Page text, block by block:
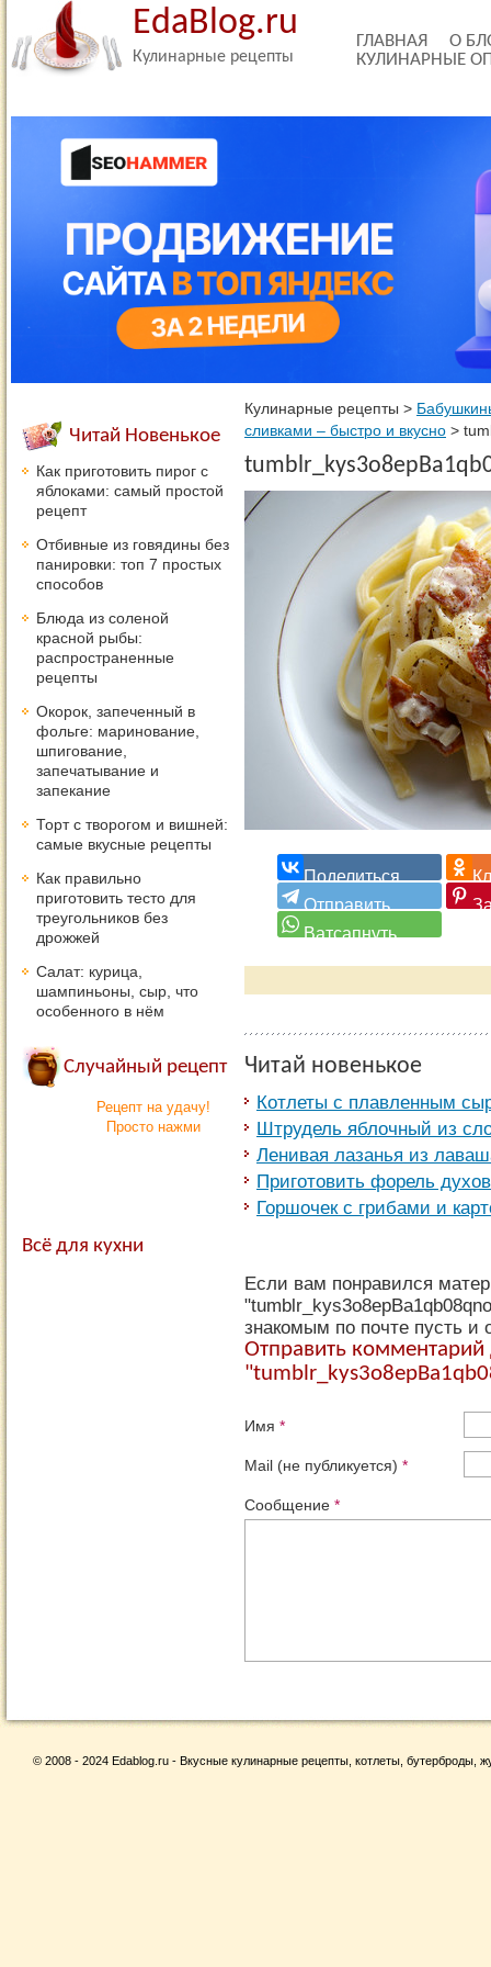
EdaBlog.ru
Кулинарные рецепты
ГЛАВНАЯ
О
КУЛИНАРНЫЕ
Кулинарные рецепты >
сливками – быстро и вкусно >
Читай новенькое
Котлеты с плавленным
Штрудель яблочный из
Ленивая лазанья из
Приготовить форель
Горшочек с грибами и
Если вам понравился
знакомым по почте пусть и
Отправить комментарий
Имя *
Mail (не публикуется) *
Сообщение *
Читай Новенькое
Как приготовить пирог с
яблоками: самый простой
рецепт
Отбивные из говядины без
панировки: топ 7 простых
способов
Блюда из соленой
красной рыбы:
распространенные
рецепты
Окорок, запеченный в
фольге: маринование,
шпигование,
запечатывание и
запекание
Торт с творогом и вишней:
самые вкусные рецепты
Как правильно
приготовить тесто для
треугольников без
дрожжей
Салат: курица,
шампиньоны, сыр, что
особенного в нём
Случайный рецепт
Рецепт на удачу!
Просто нажми
Всё для кухни
© 2008 - 2024 Edablog.ru - Вкусные кулинарные рецепты, котлеты, бутерброды,